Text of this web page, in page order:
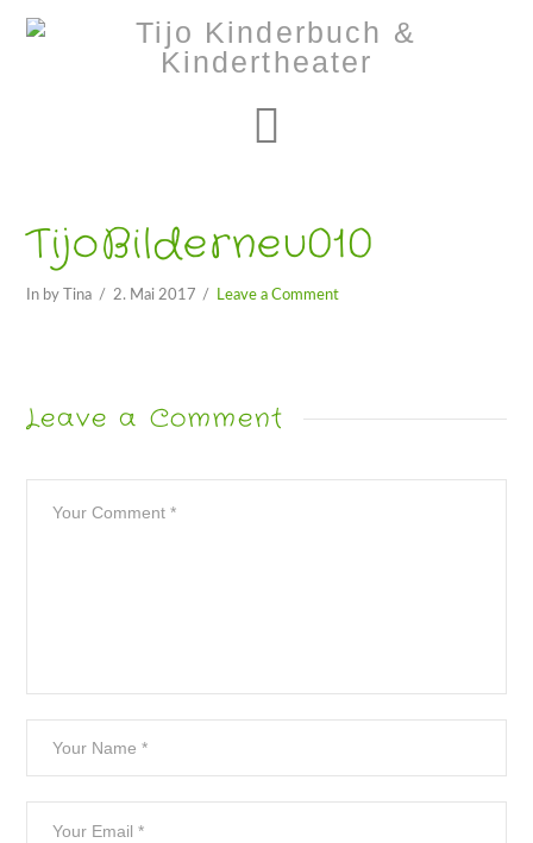
TijoBilderneu010
In by Tina 2. Mai 2017 Leave a Comment
Leave a Comment